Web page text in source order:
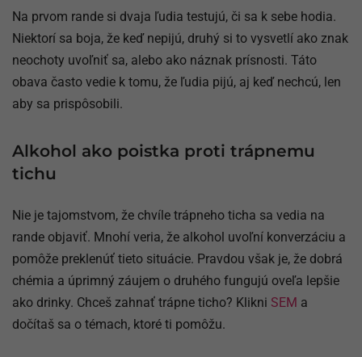
Na prvom rande si dvaja ľudia testujú, či sa k sebe hodia.
Niektorí sa boja, že keď nepijú, druhý si to vysvetlí ako znak
neochoty uvoľniť sa, alebo ako náznak prísnosti. Táto
obava často vedie k tomu, že ľudia pijú, aj keď nechcú, len
aby sa prispôsobili.
Alkohol ako poistka proti trápnemu
tichu
Nie je tajomstvom, že chvíle trápneho ticha sa vedia na
rande objaviť. Mnohí veria, že alkohol uvoľní konverzáciu a
pomôže preklenúť tieto situácie. Pravdou však je, že dobrá
chémia a úprimný záujem o druhého fungujú oveľa lepšie
ako drinky. Chceš zahnať trápne ticho? Klikni SEM a
dočítaš sa o témach, ktoré ti pomôžu.